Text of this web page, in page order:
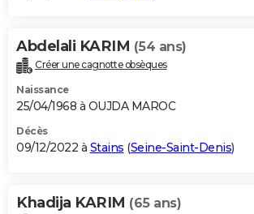
Abdelali KARIM (54 ans)
Créer une cagnotte obsèques
Naissance
25/04/1968 à OUJDA MAROC
Décès
09/12/2022 à Stains (Seine-Saint-Denis)
Khadija KARIM (65 ans)